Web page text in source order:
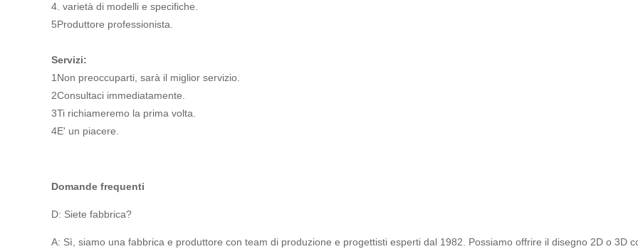
4. varietà di modelli e specifiche.
5Produttore professionista.
Servizi:
1Non preoccuparti, sarà il miglior servizio.
2Consultaci immediatamente.
3Ti richiameremo la prima volta.
4E' un piacere.
Domande frequenti
D: Siete fabbrica?
A: Sì, siamo una fabbrica e produttore con team di produzione e progettisti esperti dal 1982. Possiamo offrire il disegno 2D o 3D